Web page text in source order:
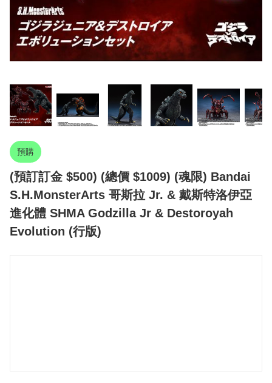
預購
(預訂訂金 $500) (總價 $1009) (魂限) Bandai
S.H.MonsterArts 哥斯拉 Jr. & 戴斯特洛伊亞
進化體 SHMA Godzilla Jr & Destoroyah
Evolution (行版)